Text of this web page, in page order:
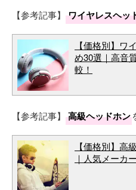
【参考記事】 ワイヤレスヘッ
【価格別】ワ
め30選｜高音
較！
【参考記事】 高級ヘッドホン
【価格別】高
｜人気メーカ